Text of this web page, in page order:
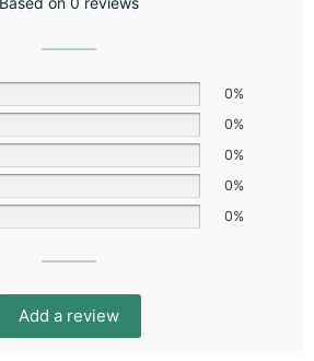
0%
0%
0%
0%
0%
Add a review